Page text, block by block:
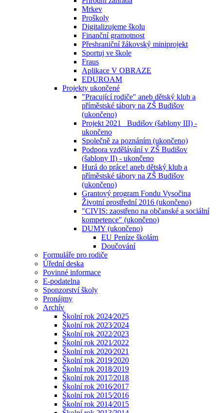
Mrkev
Proškoly
Digitalizujeme školu
Finanční gramotnost
Přeshraniční žákovský miniprojekt
Sportuj ve škole
Fraus
Aplikace V OBRAZE
EDUROAM
Projekty ukončené
"Pracující rodiče" aneb dětský klub a
příměstské tábory na ZŠ Budišov
(ukončeno)
Projekt 2021_ Budišov (šablony III) -
ukončeno
Společně za poznáním (ukončeno)
Podpora vzdělávání v ZŠ Budišov
(šablony II) - ukončeno
Hurá do práce! aneb dětský klub a
příměstské tábory na ZŠ Budišov
(ukončeno)
Grantový program Fondu Vysočina
Životní prostřední 2016 (ukončeno)
"CIVIS: zaostřeno na občanské a sociální
kompetence" (ukončeno)
DUMY (ukončeno)
EU Peníze školám
Doučování
Formuláře pro rodiče
Úřední deska
Povinné informace
E-podatelna
Sponzorství školy
Pronájmy
Archív
Školní rok 2024⁄2025
Školní rok 2023⁄2024
Školní rok 2022⁄2023
Školní rok 2021⁄2022
Školní rok 2020⁄2021
Školní rok 2019⁄2020
Školní rok 2018⁄2019
Školní rok 2017⁄2018
Školní rok 2016⁄2017
Školní rok 2015⁄2016
Školní rok 2014⁄2015